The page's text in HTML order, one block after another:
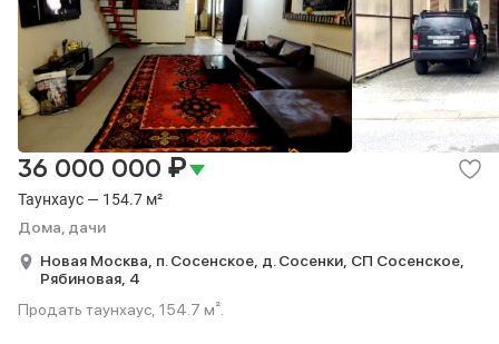
Таунхаус — 154.7 м²
Дома, дачи
36 000 000 ₽
Новая Москва, п. Сосенское, д. Сосенки, СП Сосенское,
Рябиновая, 4
Продать таунхаус, 154.7 м².